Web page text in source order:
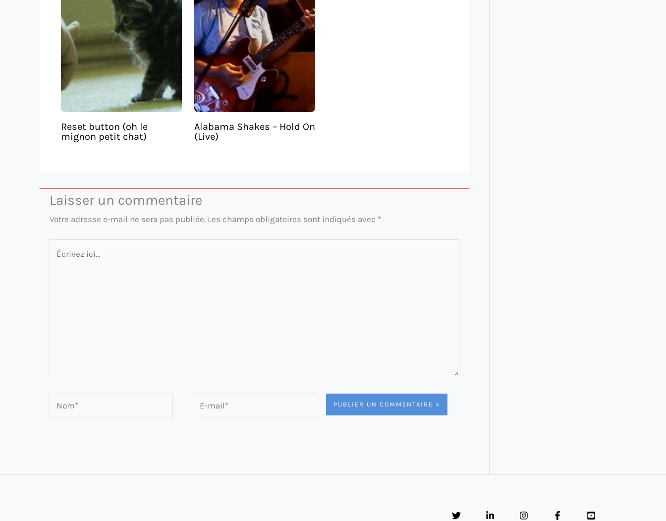
Reset button (oh le
mignon petit chat)
Alabama Shakes – Hold On
(Live)
Laisser un commentaire
Votre adresse e-mail ne sera pas publiée. Les champs obligatoires sont indiqués avec *
Écrivez
Nom*
mail*